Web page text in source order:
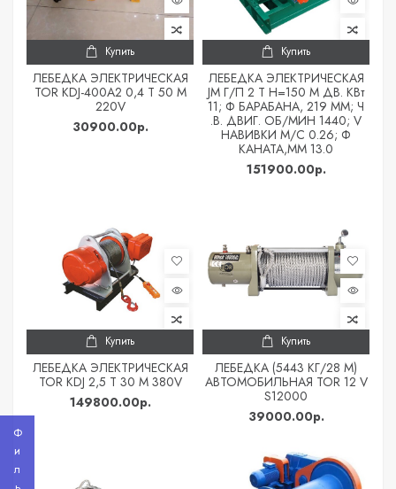
Купить
ЛЕБЕДКА ЭЛЕКТРИЧЕСКАЯ
TOR KDJ-400A2 0,4 Т 50 М
220V
30900.00р.
Купить
ЛЕБЕДКА ЭЛЕКТРИЧЕСКАЯ
JM Г/П 2 Т Н=150 М ДВ. КВт
11; Ф БАРАБАНА, 219 ММ; Ч
.В. ДВИГ. ОБ/МИН 1440; V
НАВИВКИ М/С 0.26; Ф
КАНАТА,ММ 13.0
151900.00р.
Купить
ЛЕБЕДКА ЭЛЕКТРИЧЕСКАЯ
TOR KDJ 2,5 Т 30 М 380V
149800.00р.
Купить
ЛЕБЕДКА (5443 КГ/28 М)
АВТОМОБИЛЬНАЯ TOR 12 V
S12000
39000.00р.